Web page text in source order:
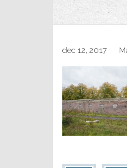
dec 12, 2017